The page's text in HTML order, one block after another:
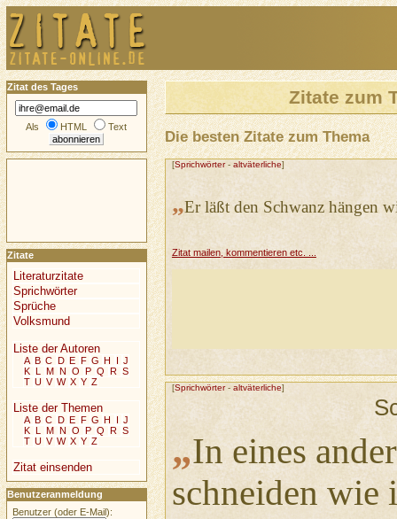
Zitate zum
Die besten Zitate zum Thema
[Sprichwörter- altväterliche]
„Er läßt den Schwanz hängen
Zitat mailen, kommentieren etc. ...
[Sprichwörter- altväterliche]
„In eines
schneiden wie
Zitat des Tages
Als HTML Text
Zitate
Literaturzitate
Sprichwörter
Sprüche
Volksmund
Liste der Autoren
A B C D E F G H I J
K L M N O P Q R S
T U V W X Y Z
Liste der Themen
A B C D E F G H I J
K L M N O P Q R S
T U V W X Y Z
Zitat einsenden
Benutzeranmeldung
Benutzer (oder E-Mail):